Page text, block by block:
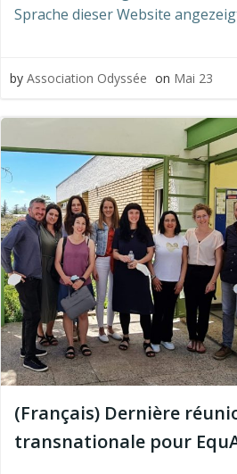
Sprache dieser Website
by Association Odyssée on Mai 23
(Français) Dernière
transnationale pour